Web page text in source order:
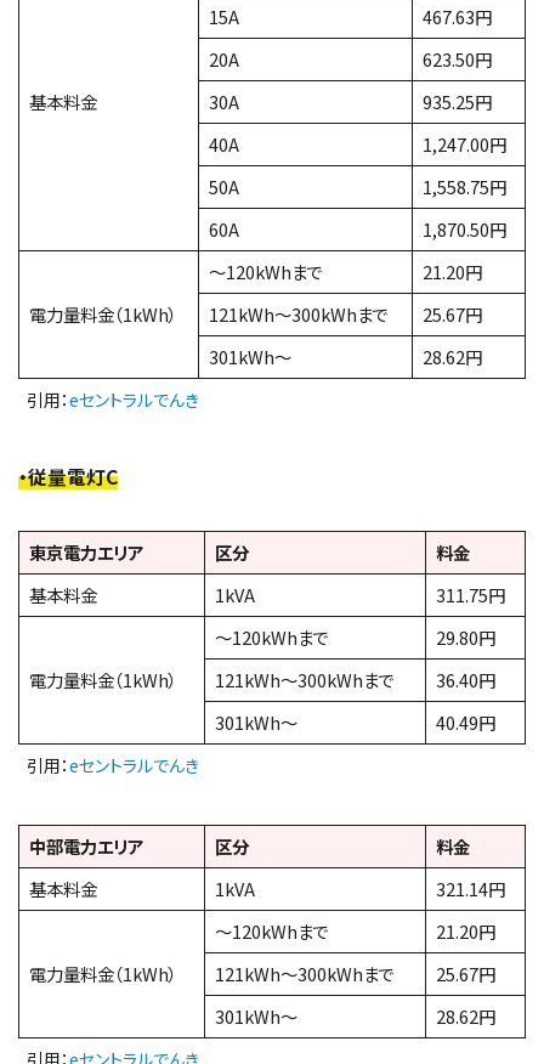
基本料金
15A
467.63円
20A
623.50円
30A
935.25円
40A
1,247.00円
50A
1,558.75円
60A
1,870.50円
電力量料金（1kWh）
～120kWhまで
21.20円
121kWh～300kWhまで
25.67円
301kWh～
28.62円
引用：eセントラルでんき
・従量電灯C
東京電力エリア 区分
料金
基本料金
1kVA 311.75円
電力量料金（1kWh）
～120kWhまで
29.80円
121kWh～300kWhまで
36.40円
301kWh～
40.49円
引用：eセントラルでんき
中部電力エリア 区分
料金
基本料金
1kVA 321.14円
電力量料金（1kWh）
～120kWhまで
21.20円
121kWh～300kWhまで
25.67円
301kWh～
28.62円